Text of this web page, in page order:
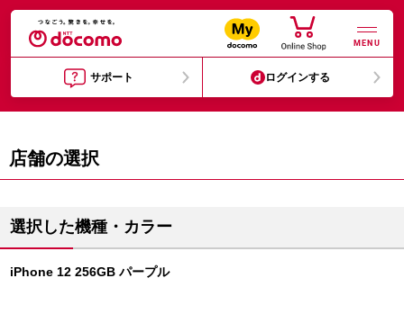
MENU
サポート ログインする
店舗の選択
選択した機種・カラー
iPhone 12 256GB パープル